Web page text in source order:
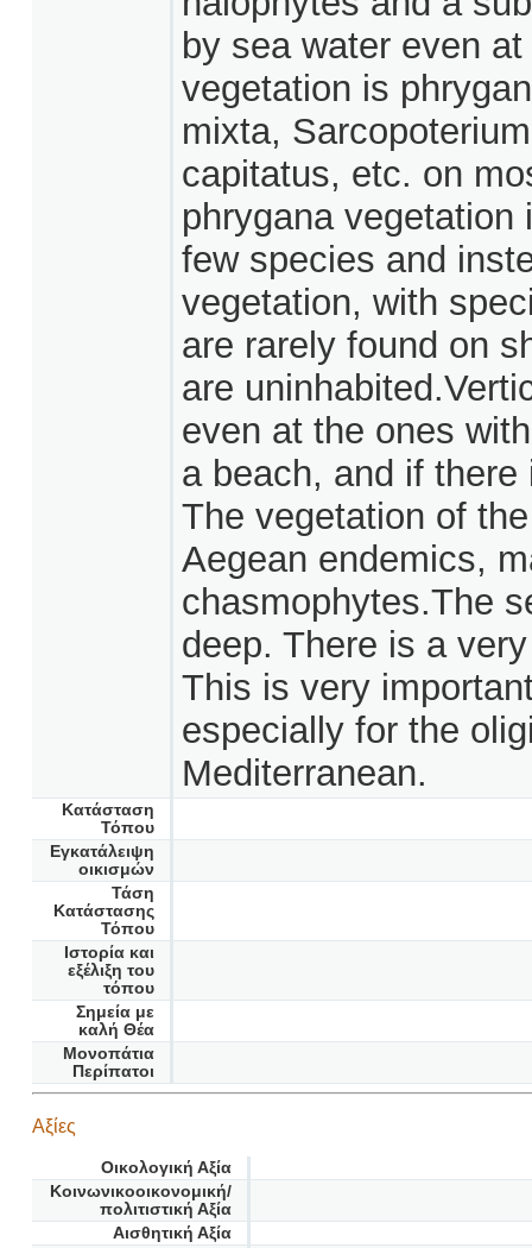
by sea water even
vegetation is
mixta,
capitatus, etc. on
phrygana
few species and
vegetation, with
are rarely found on
are
even at the ones
a beach, and if
The vegetation of
Aegean endemics,
chasmophytes.The
deep. There is a
This is very
especially for the
Mediterranean.
Κατάσταση
Τόπου
Εγκατάλειψη
οικισμών
Τάση
Κατάστασης
Τόπου
Ιστορία και
εξέλιξη του
τόπου
Σημεία με
καλή Θέα
Μονοπάτια
Περίπατοι
Αξίες
Οικολογική Αξία
Κοινωνικοοικονομική/
πολιτιστική Αξία
Αισθητική Αξία